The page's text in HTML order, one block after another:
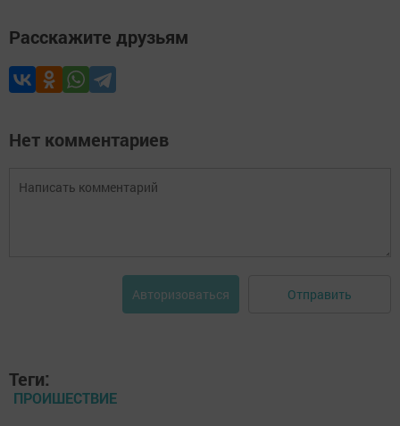
Расскажите друзьям
Нет комментариев
Авторизоваться Отправить
Теги:
ПРОИШЕСТВИЕ